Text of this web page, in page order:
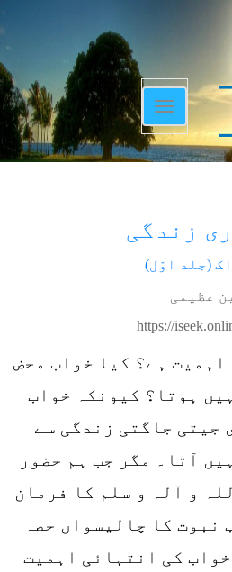
Toggle
navigation
زندگی
(جلد اوّل)
عظیمی
https://
اہمیت ہے؟ کیا خواب محض
ہوتا؟ کیونکہ خواب
جیتی جاگتی زندگی سے
آتا۔ مگر جب ہم حضور
و آلہ و سلم کا فرمان
نبوت کا چالیسواں حصہ
کی انتہائی اہمیت